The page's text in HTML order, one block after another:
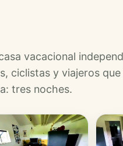
vacacional
ciclistas y viajeros
tres noches.